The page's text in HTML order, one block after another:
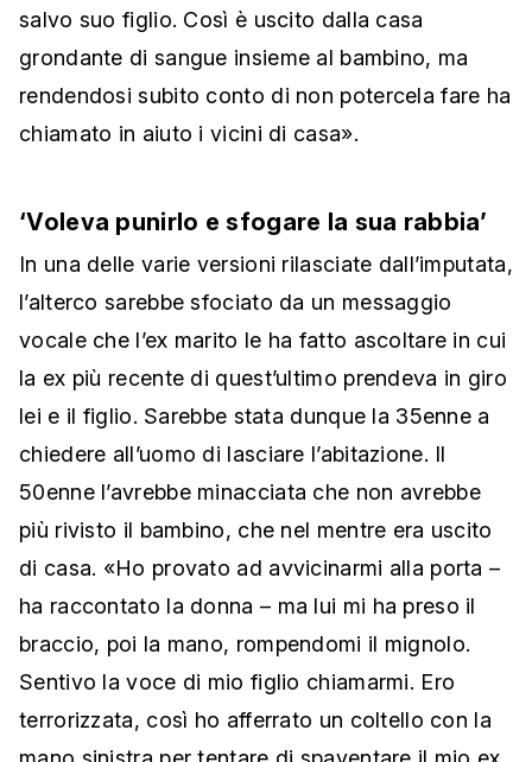
salvo suo figlio. Così è uscito dalla casa
grondante di sangue insieme al bambino, ma
rendendosi subito conto di non potercela fare ha
chiamato in aiuto i vicini di casa».
‘Voleva punirlo e sfogare la sua rabbia’
In una delle varie versioni rilasciate dall’imputata,
l’alterco sarebbe sfociato da un messaggio
vocale che l’ex marito le ha fatto ascoltare in cui
la ex più recente di quest’ultimo prendeva in giro
lei e il figlio. Sarebbe stata dunque la 35enne a
chiedere all’uomo di lasciare l’abitazione. Il
50enne l’avrebbe minacciata che non avrebbe
più rivisto il bambino, che nel mentre era uscito
di casa. «Ho provato ad avvicinarmi alla porta –
ha raccontato la donna – ma lui mi ha preso il
braccio, poi la mano, rompendomi il mignolo.
Sentivo la voce di mio figlio chiamarmi. Ero
terrorizzata, così ho afferrato un coltello con la